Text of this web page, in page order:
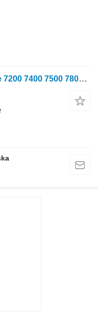
Unité de commande John Deere 7200 7400 7500 7800 JDZW PTP Row Trak Control AZ100562 pour tracteur à roues John Deere 7500